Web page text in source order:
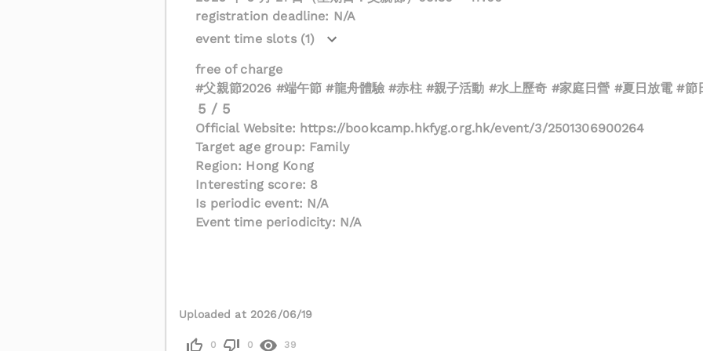
registration deadline: N/A
event time slots (1)
free of charge
#父親節2026 #端午節 #龍舟體驗 #赤柱 #親子活動 #水上歷奇 #家庭日營 #夏日放電 #節
5 / 5
Official Website: https://bookcamp.hkfyg.org.hk/event/3/2501306900264
Target age group: Family
Region: Hong Kong
Interesting score: 8
Is periodic event: N/A
Event time periodicity: N/A
Uploaded at 2026/06/19
0 0 39